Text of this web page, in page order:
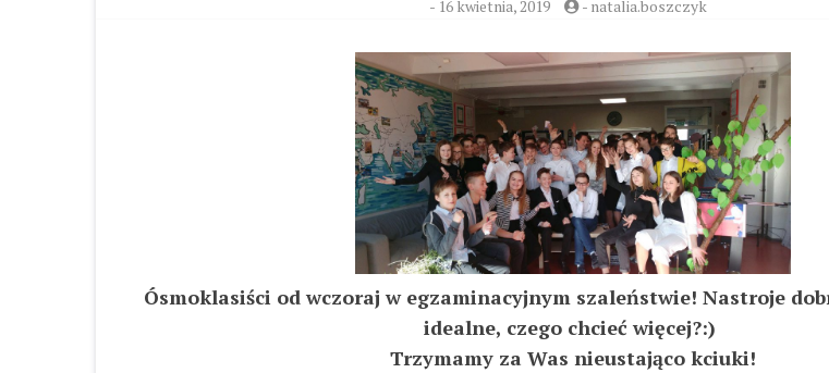
- 16 kwietnia, 2019 - natalia.boszczyk
Ósmoklasiści od wczoraj w egzaminacyjnym szaleństwie! Nastroje
idealne, czego chcieć więcej?:)
Trzymamy za Was nieustająco kciuki!